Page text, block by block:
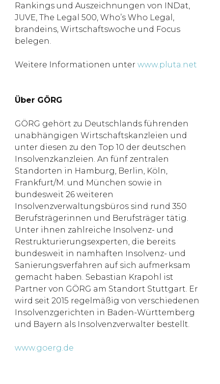
Rankings und Auszeichnungen von INDat,
JUVE, The Legal 500, Who’s Who Legal,
brandeins, Wirtschaftswoche und Focus
belegen.
Weitere Informationen unter www.pluta.net
Über GÖRG
GÖRG gehört zu Deutschlands führenden
unabhängigen Wirtschaftskanzleien und
unter diesen zu den Top 10 der deutschen
Insolvenzkanzleien. An fünf zentralen
Standorten in Hamburg, Berlin, Köln,
Frankfurt/M. und München sowie in
bundesweit 26 weiteren
Insolvenzverwaltungsbüros sind rund 350
Berufsträgerinnen und Berufsträger tätig.
Unter ihnen zahlreiche Insolvenz- und
Restrukturierungsexperten, die bereits
bundesweit in namhaften Insolvenz- und
Sanierungsverfahren auf sich aufmerksam
gemacht haben. Sebastian Krapohl ist
Partner von GÖRG am Standort Stuttgart. Er
wird seit 2015 regelmäßig von verschiedenen
Insolvenzgerichten in Baden-Württemberg
und Bayern als Insolvenzverwalter bestellt.
www.goerg.de